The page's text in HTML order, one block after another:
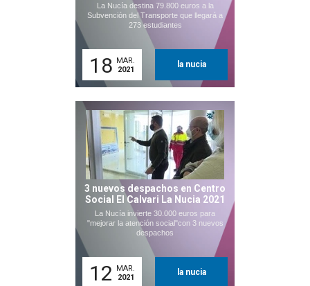
La Nucía destina 79.800 euros a la
Subvención del Transporte que llegará a
273 estudiantes
18 MAR.
2021
la nucia
3 nuevos despachos en Centro
Social El Calvari La Nucia 2021
La Nucía invierte 30.000 euros para
"mejorar la atención social"con 3 nuevos
despachos
12
MAR.
2021
la nucia